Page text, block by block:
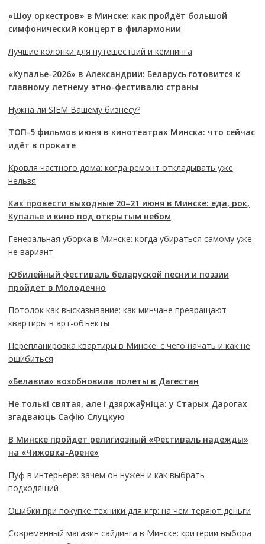
«Шоу оркестров» в Минске: как пройдёт большой
симфонический концерт в филармонии
Лучшие колонки для путешествий и кемпинга
«Купалье-2026» в Александрии: Беларусь готовится к
главному летнему этно-фестивалю страны
Нужна ли SIEM Вашему бизнесу?
ТОП-5 фильмов июня в кинотеатрах Минска: что сейчас
идёт в прокате
Кровля частного дома: когда ремонт откладывать уже
нельзя
Как провести выходные 20–21 июня в Минске: еда, рок,
Купалье и кино под открытым небом
Генеральная уборка в Минске: когда убираться самому уже
не вариант
Юбилейный фестиваль беларуской песни и поэзии
пройдет в Молодечно
Потолок как высказывание: как минчане превращают
квартиры в арт-объекты
Перепланировка квартиры в Минске: с чего начать и как не
ошибиться
«Белавиа» возобновила полеты в Дагестан
Не толькі святая, але і дзяржаўніца: у Старых Дарогах
згадваюць Сафію Слуцкую
В Минске пройдет религиозный «Фестиваль надежды»
на «Чижовка-Арене»
Пуф в интерьере: зачем он нужен и как выбрать
подходящий
Ошибки при покупке техники для игр: на чем теряют деньги
Современный магазин сайдинга в Минске: критерии выбора